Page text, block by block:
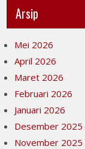
Arsip
Mei 2026
April 2026
Maret 2026
Februari 2026
Januari 2026
Desember 2025
November 2025